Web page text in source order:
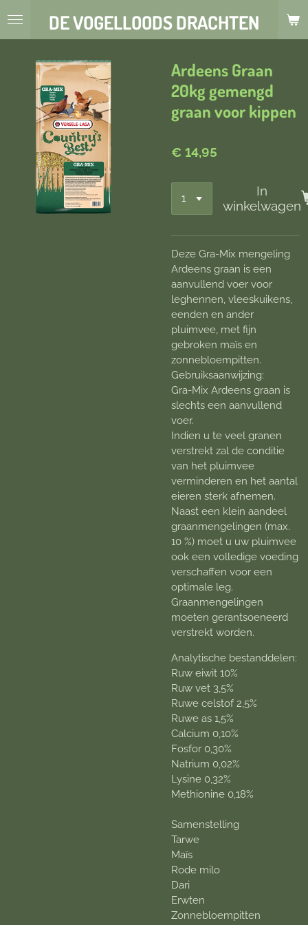
Ga
hoofdinhoud
DE VOGELLOODS DRACHTEN
Ardeens Graan
20kg gemengd
graan voor kippen
€ 14,95
In
winkelwagen
Deze Gra-Mix mengeling
Ardeens graan is een
aanvullend voer voor
leghennen, vleeskuikens,
eenden en ander
pluimvee, met fijn
gebroken maïs en
zonnebloempitten.
Gebruiksaanwijzing:
Gra-Mix Ardeens graan is
slechts een aanvullend
voer.
Indien u te veel granen
verstrekt zal de conditie
van het pluimvee
verminderen en het aantal
eieren sterk afnemen.
Naast een klein aandeel
graanmengelingen (max.
10 %) moet u uw pluimvee
ook een volledige voeding
verschaffen voor een
optimale leg.
Graanmengelingen
moeten gerantsoeneerd
verstrekt worden.
Analytische bestanddelen:
Ruw eiwit 10%
Ruw vet 3,5%
Ruwe celstof 2,5%
Ruwe as 1,5%
Calcium 0,10%
Fosfor 0,30%
Natrium 0,02%
Lysine 0,32%
Methionine 0,18%
Samenstelling
Tarwe
Maïs
Rode milo
Dari
Erwten
Zonnebloempitten